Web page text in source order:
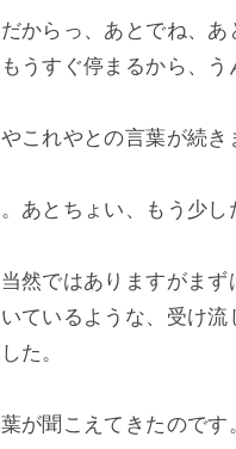
だからっ、あとでね、
うすぐ停まるから、
これやとの言葉が続き
あとちょい、もう少
然ではありますがま
ているような、受け
た。
が聞こえてきたのです